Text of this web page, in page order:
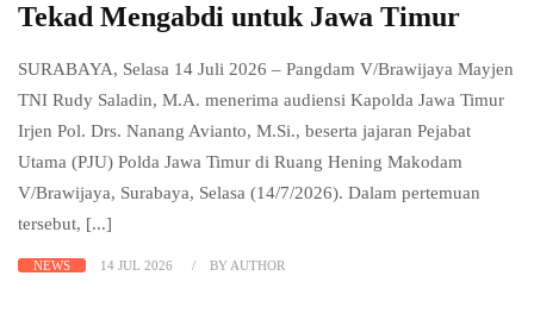
Tekad Mengabdi untuk Jawa Timur
SURABAYA, Selasa 14 Juli 2026 – Pangdam V/Brawijaya Mayjen
TNI Rudy Saladin, M.A. menerima audiensi Kapolda Jawa Timur
Irjen Pol. Drs. Nanang Avianto, M.Si., beserta jajaran Pejabat
Utama (PJU) Polda Jawa Timur di Ruang Hening Makodam
V/Brawijaya, Surabaya, Selasa (14/7/2026). Dalam pertemuan
tersebut, [...]
NEWS 14 JUL 2026 BY AUTHOR